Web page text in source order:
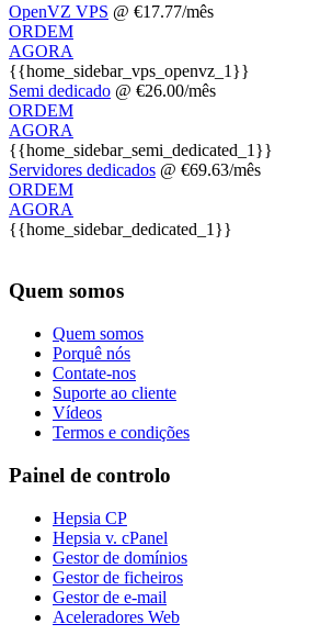
OpenVZ VPS @ €17.77/mês
ORDEM
AGORA
{{home_sidebar_vps_openvz_1}}
Semi dedicado @ €26.00/mês
ORDEM
AGORA
{{home_sidebar_semi_dedicated_1}}
Servidores dedicados @ €69.63/mês
ORDEM
AGORA
{{home_sidebar_dedicated_1}}
Quem somos
Quem somos
Porquê nós
Contate-nos
Suporte ao cliente
Vídeos
Termos e condições
Painel de controlo
Hepsia CP
Hepsia v. cPanel
Gestor de domínios
Gestor de ficheiros
Gestor de e-mail
Aceleradores Web